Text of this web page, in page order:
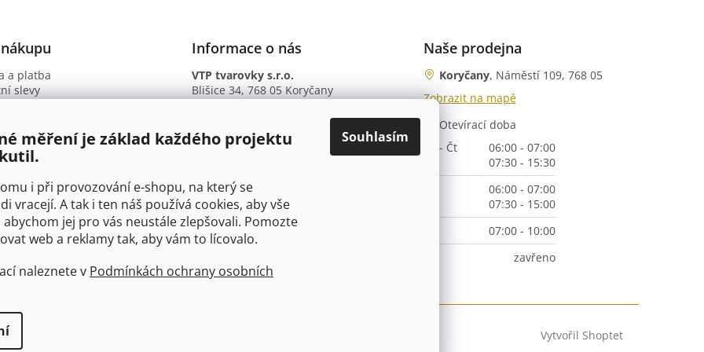
měření je základ každého projektu
i při provozování e-shopu, na který se
vracejí. A tak i ten náš používá cookies, aby vše
jej pro vás neustále zlepšovali. Pomozte
web a reklamy tak, aby vám to lícovalo.
naleznete v Podmínkách ochrany osobních
Souhlasím
a platba
slevy
ochrany osobních údajů
Informace o nás
VTP tvarovky s.r.o.
Blišice 34, 768 05 Koryčany
B. ú.: 2301934375/2010 (Fio banka)
Naše prodejna
Koryčany, Náměstí 109, 768 05
Zobrazit na mapě
Otevírací doba
Po - Čt
06:00 - 07:00
07:30 - 15:30
06:00 - 07:00
07:30 - 15:00
07:00 - 10:00
zavřeno
Vytvořil Shoptet